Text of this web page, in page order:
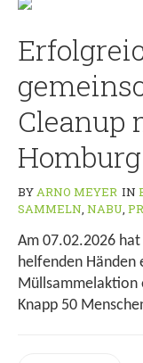
Cleanup
Homburg
BYARNO MEYER IN
SAMMELN, NABU,
Am 07.02.2026
helfenden Händen
Müllsammelaktion
Knapp 50